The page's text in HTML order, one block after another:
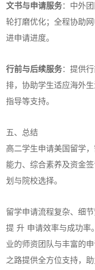
文书与申请服务：中外
轮打磨优化；全程协助
进申请进度。
行前与后续服务：提供
排，协助学生适应海外
指导等支持。
五、总结
高二学生申请美国留学
能力、综合素养及资金
划与院校选择。
留学申请流程复杂、细
提 升 申请效率与成功率
业的师资团队与丰富的
之路提供全方位支持，